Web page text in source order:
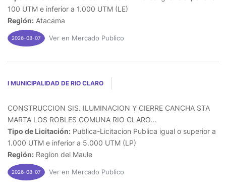
100 UTM e inferior a 1.000 UTM (LE)
Región: Atacama
2026-08-07 Ver en Mercado Publico
I MUNICIPALIDAD DE RIO CLARO
CONSTRUCCION SIS. ILUMINACION Y CIERRE CANCHA STA
MARTA LOS ROBLES COMUNA RIO CLARO...
Tipo de Licitación: Publica-Licitacion Publica igual o superior a
1.000 UTM e inferior a 5.000 UTM (LP)
Región: Region del Maule
2026-08-07 Ver en Mercado Publico